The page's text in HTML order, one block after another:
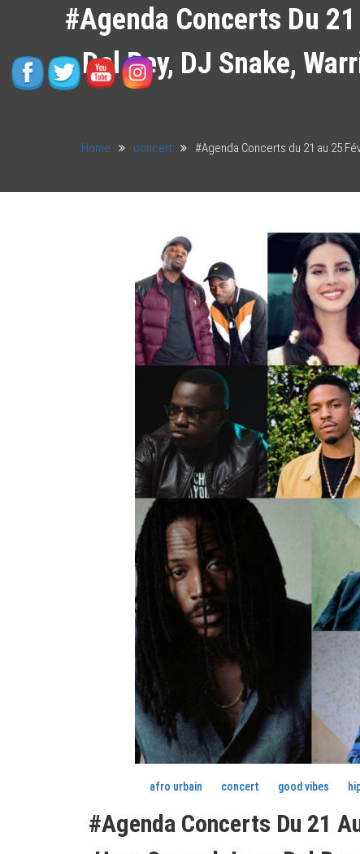
#Agenda Concerts Du
Del Rey, DJ Snake,
Home concert #Agenda Concerts du 21 au 25
afro urbain concert good vibes
#Agenda Concerts Du 21